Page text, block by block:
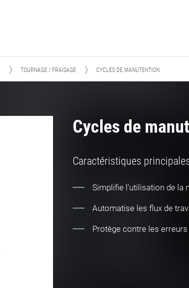
TOURNAGE / FRAISAGE CYCLES DE MANUTENTION
Cycles de
Caractéristiques
Simplifie l'utilisation de la
Automatise les flux de
Protège contre les